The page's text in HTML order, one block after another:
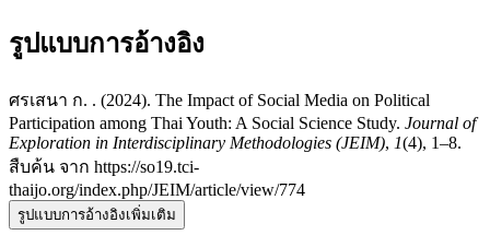
รูปแบบการอ้างอิง
ศรเสนา ก. . (2024). The Impact of Social Media on Political
Participation among Thai Youth: A Social Science Study. Journal of
Exploration in Interdisciplinary Methodologies (JEIM), 1(4), 1–8.
สืบค้น จาก https://so19.tci-
thaijo.org/index.php/JEIM/article/view/774
รูปแบบการอ้างอิงเพิ่มเติม